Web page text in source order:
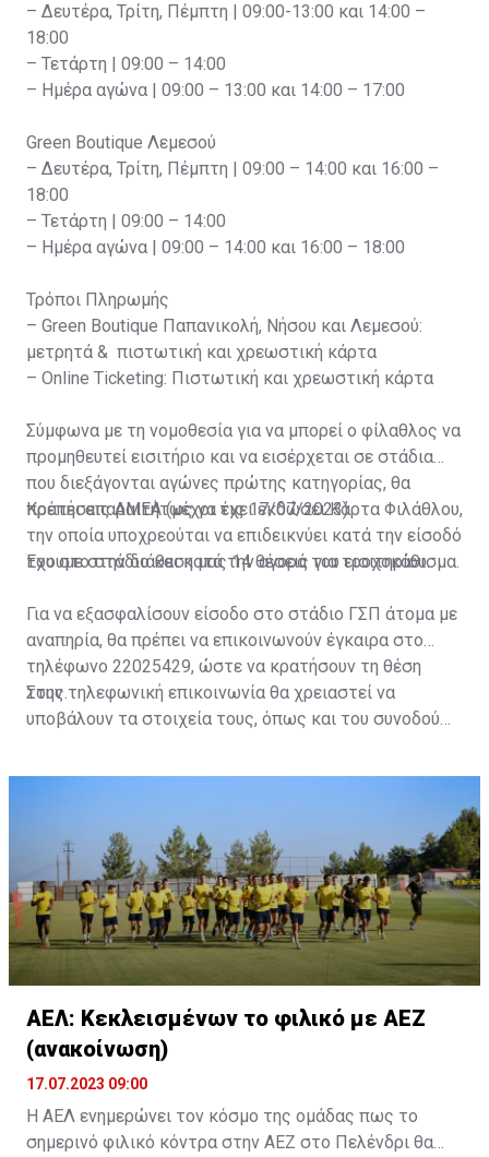
– Δευτέρα, Τρίτη, Πέμπτη | 09:00-13:00 και 14:00 –
18:00
– Τετάρτη | 09:00 – 14:00
– Ημέρα αγώνα | 09:00 – 13:00 και 14:00 – 17:00
Green Boutique Λεμεσού
– Δευτέρα, Τρίτη, Πέμπτη | 09:00 – 14:00 και 16:00 –
18:00
– Τετάρτη | 09:00 – 14:00
– Ημέρα αγώνα | 09:00 – 14:00 και 16:00 – 18:00
Τρόποι Πληρωμής
– Green Boutique Παπανικολή, Νήσου και Λεμεσού:
μετρητά & πιστωτική και χρεωστική κάρτα
– Online Ticketing: Πιστωτική και χρεωστική κάρτα
Σύμφωνα με τη νομοθεσία για να μπορεί ο φίλαθλος να
προμηθευτεί εισιτήριο και να εισέρχεται σε στάδια
που διεξάγονται αγώνες πρώτης κατηγορίας, θα
πρέπει απαραιτήτως να έχει εκδώσει Κάρτα Φιλάθλου,
την οποία υποχρεούται να επιδεικνύει κατά την είσοδό
του στο στάδιο και κατά την αγορά του εισιτηρίου.
Κρατήσεις ΑΜΕΑ (μέχρι τις 17/07/2023)
Έχουμε στην διάθεση μας 14 θέσεις για τροχοκάθισμα.
Για να εξασφαλίσουν είσοδο στο στάδιο ΓΣΠ άτομα με
αναπηρία, θα πρέπει να επικοινωνούν έγκαιρα στο
τηλέφωνο 22025429, ώστε να κρατήσουν τη θέση
τους.
Στην τηλεφωνική επικοινωνία θα χρειαστεί να
υποβάλουν τα στοιχεία τους, όπως και του συνοδού
ονοματεπώνυμο, αριθμός πινακίδας αυτοκινήτου,
ΑΕΛ: Κεκλεισμένων το φιλικό με ΑΕΖ
(ανακοίνωση)
17.07.2023 09:00
Η ΑΕΛ ενημερώνει τον κόσμο της ομάδας πως το
σημερινό φιλικό κόντρα στην ΑΕΖ στο Πελένδρι θα